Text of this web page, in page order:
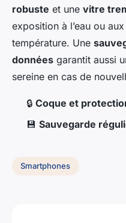
robuste et une vitre
exposition à l’eau ou
température. Une
données garantit aussi
sereine en cas de
🔒 Coque et
💾 Sauvegarde
Smartphones